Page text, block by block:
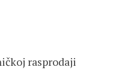
rasprodaji